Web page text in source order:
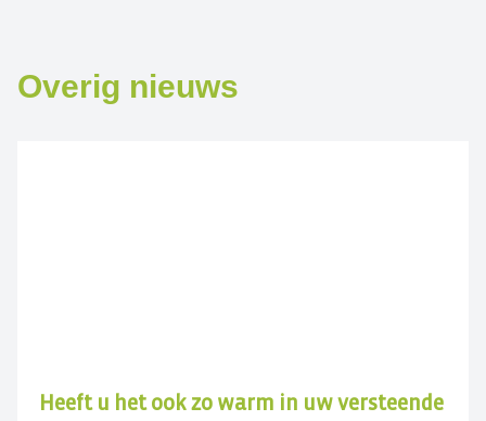
Overig nieuws
Heeft u het ook zo warm in uw versteende